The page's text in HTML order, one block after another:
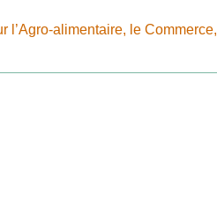
l’Agro-alimentaire, le Commerce,